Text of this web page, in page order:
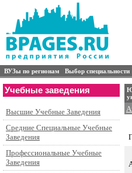
ВУЗы по регионам Выбор специальности
Учебные заведения
Высшие Учебные Заведения
Средние Специальные Учебные
Заведения
Профессиональные Учебные
Заведения